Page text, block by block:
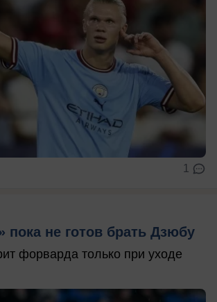
1
пока не готов брать Дзюбу
форварда только при уходе